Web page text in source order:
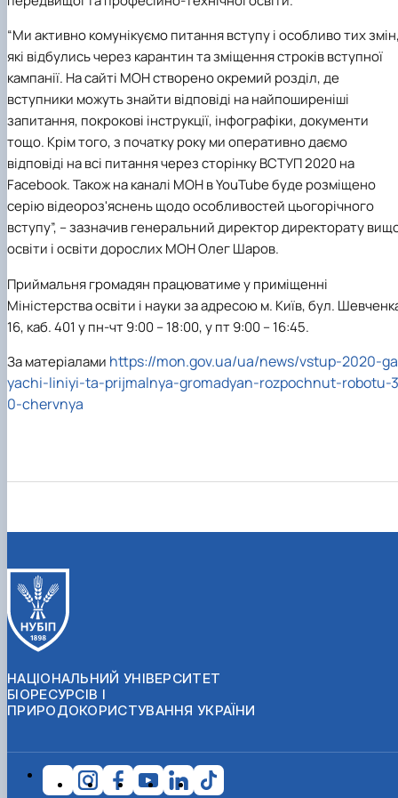
Іноземні мови
Працевлаштування
Їдальні та буфети
Студентські квитки
Центр вивчення мов
Психологічна підтримка
Інклюзивне середовище
Наукові школи
Стартап школа НУБіП України
Форми документів
Патентно-ліцензійна діяльність
садово-паркове господарство, ветеринарна
Обладнання НУБіП України
Біоетична комісія
Наукові видання
Досліднику та автору
Звіт про проведення НТЗ
Наукові журнали НУБіП України
Наукові журнали НУБіП України (English)
Пам'ятка про проведення науково-
заходів
Порядок планування та організації
проведення НТЗ
Результати науково-технічних заходів
Монографії
Каталог наукових послуг
«SEB-2024»
«SEB-2025»
Рада роботодавців
Благодійний фонд «Голосіївська ініціатива
2020»
Видатні випускники та працівники
Звіт ректора
Пам'яті захисників України
Почесні доктори і професори НУБіП України
Пресслужба
Університетський кур'єр
Вибори ректора
Програма розвитку університету
ініціатива – 2025»
Доступ до публічної інформації
Державні закупівлі
Офіційна символіка
Антикорупційні заходи
Уповноважена особа з питань запобігання
виявлення корупції
Положення про антикорупційного
уповноваженого НУБіП України
Національні нормативно-правові акти
Нормативно-правові акти НУБіП України
Інформаційні ресурси НАЗК
Антикорупційні заходи
Гендерна радниця
Контактна інформація
“Ми активно комунікуємо питання вступу і особливо тих
які відбулись через карантин та зміщення строків вступної
кампанії. На сайті МОН створено окремий розділ, де
вступники можуть знайти відповіді на найпоширеніші
запитання, покрокові інструкції, інфографіки, документи
тощо. Крім того, з початку року ми оперативно даємо
відповіді на всі питання через сторінку ВСТУП 2020 на
Facebook. Також на каналі МОН в YouTube буде розміщено
серію відеороз'яснень щодо особливостей цьогорічного
вступу”, – зазначив генеральний директор директорату
освіти і освіти дорослих МОН Олег Шаров.
Приймальня громадян працюватиме у приміщенні
Міністерства освіти і науки за адресою м. Київ, бул.
16, каб. 401 у пн-чт 9:00 – 18:00, у пт 9:00 – 16:45.
За матеріалами https://mon.gov.ua/ua/news/vstup-2020-
yachi-liniyi-ta-prijmalnya-gromadyan-rozpochnut-robotu-3
0-chervnya
НАЦІОНАЛЬНИЙ УНІВЕРСИТЕТ
БІОРЕСУРСІВ І
ПРИРОДОКОРИСТУВАННЯ УКРАЇНИ